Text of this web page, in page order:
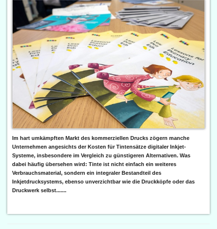
Im hart umkämpften Markt des kommerziellen Drucks zögern manche
Unternehmen angesichts der Kosten für Tintensätze digitaler Inkjet-
Systeme, insbesondere im Vergleich zu günstigeren Alternativen. Was
dabei häufig übersehen wird: Tinte ist nicht einfach ein weiteres
Verbrauchsmaterial, sondern ein integraler Bestandteil des
Inkjetdrucksystems, ebenso unverzichtbar wie die Druckköpfe oder das
Druckwerk selbst.......